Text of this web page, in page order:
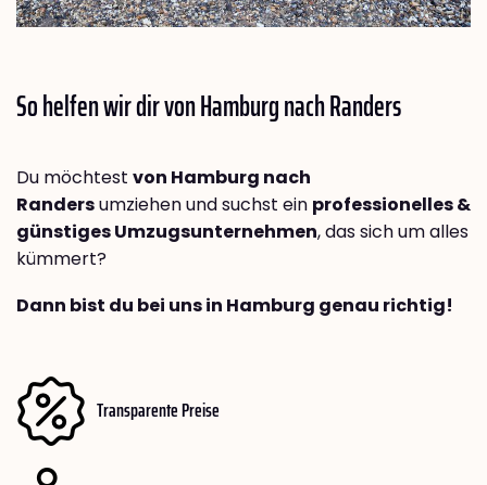
So helfen wir dir von Hamburg nachRanders
Du möchtest von Hamburg nach
Randersumziehen und suchst ein professionelles &
günstiges Umzugsunternehmen, das sich um alles
kümmert?
Dann bist du bei uns in Hamburg genau richtig!
Transparente Preise